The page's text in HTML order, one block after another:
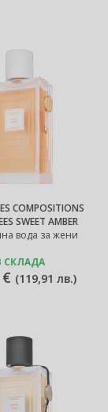
COMPOSITIONS
SWEET AMBER
вода за жени
СКЛАДА
(119,91 лв.)